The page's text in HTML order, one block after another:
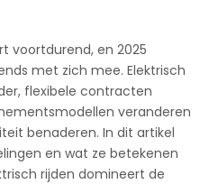
voortdurend, en 2025
met zich mee. Elektrisch
flexibele contracten
veranderen
benaderen. In dit artikel
en wat ze betekenen
rijden domineert de